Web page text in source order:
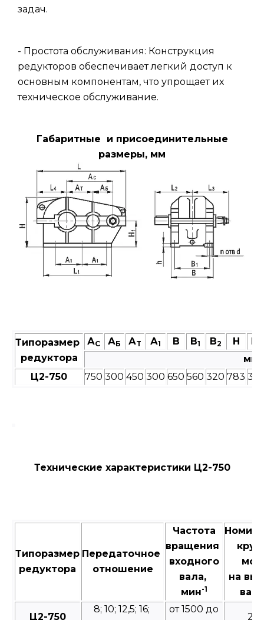
задач.
- Простота обслуживания: Конструкция
редукторов обеспечивает легкий доступ к
основным компонентам, что упрощает их
техническое обслуживание.
Габаритные и присоединительные
размеры, мм
Типоразмер
редуктора
АC АБ АT А1 В В1 В2 Н
мм
Ц2-750
750 300 450 300 650 560 320 783 355
Технические характеристики Ц2-750
Типоразмер
редуктора
Передаточное
отношение
Частота
вращения
входного
вала,
мин-1
на
Ц2-750
8; 10; 12,5; 16;
от 1500 до